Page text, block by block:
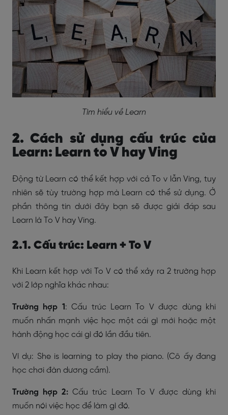
Tìm hiểu về Learn
2. Cách sử dụng cấu trúc của
Learn: Learn to V hay Ving
Động từ Learn có thể kết hợp với cả To v lẫn Ving, tuy
nhiên sẽ tùy trường hợp mà Learn có thể sử dụng. Ở
phần thông tin dưới đây bạn sẽ được giải đáp sau
Learn là To V hay Ving.
2.1. Cấu trúc: Learn + To V
Khi Learn kết hợp với To V có thể xảy ra 2 trường hợp
với 2 lớp nghĩa khác nhau:
Trường hợp 1 : Cấu trúc Learn To V được dùng khi
muốn nhấn mạnh việc học một cái gì mới hoặc một
hành động học cái gì đó lần đầu tiên.
Ví dụ: She is learning to play the piano. (Cô ấy đang
học chơi đàn dương cầm).
Trường hợp 2: Cấu trúc Learn To V được dùng khi
muốn nói việc học để làm gì đó.